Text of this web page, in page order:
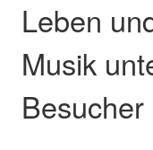
Leben
Musik